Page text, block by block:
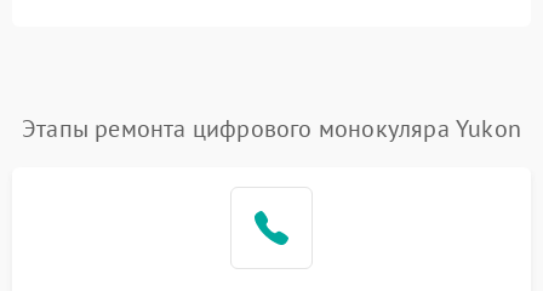
Этапы ремонта цифрового монокуляра Yukon